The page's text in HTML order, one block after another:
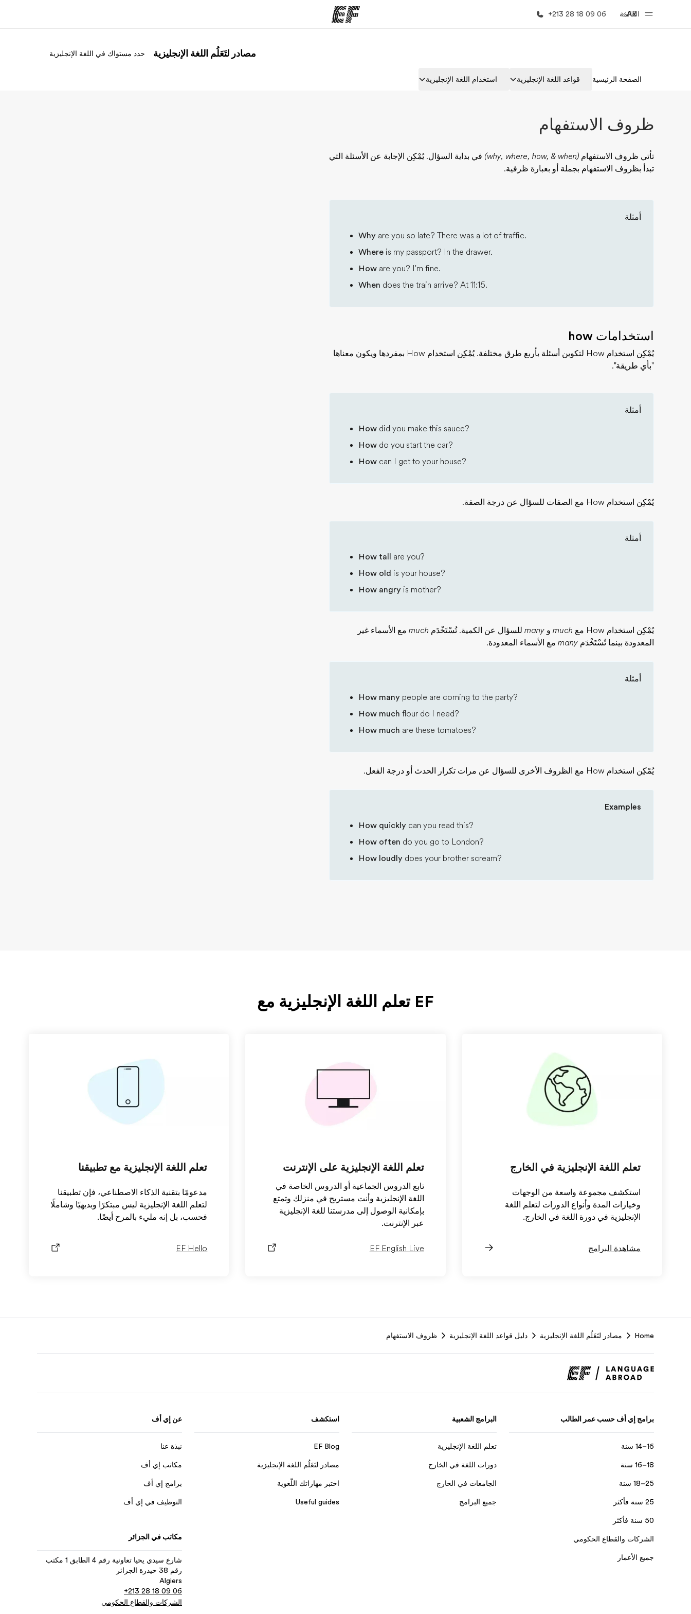
القائمة
AR
+213 28 18 09 06
الصفحة الرئيسية برامج
مصادر لتَعَلُم اللغة الإنجليزية حدد مستواك في اللغة الإنجليزية
الصفحة الرئيسية قواعد اللغة الإنجليزية استخدام اللغة الإنجليزية
ظروف الاستفهام
تأتي ظروف الاستفهام (why, where, how, & when) في بداية السؤال. يُمْكِن الإجابة عن الأسئلة التي
تبدأ بظروف الاستفهام بجملة أو بعبارة ظرفية.
أمثلة
Why are you so late? There was a lot of traffic.
Where is my passport? In the drawer.
How are you? I'm fine.
When does the train arrive? At 11:15.
استخدامات how
يُمْكِن استخدام How لتكوين أسئلة بأربع طرق مختلفة. يُمْكِن استخدام How بمفردها ويكون معناها
"بأي طريقة".
أمثلة
How did you make this sauce?
How do you start the car?
How can I get to your house?
يُمْكِن استخدام How مع الصفات للسؤال عن درجة الصفة.
أمثلة
How tall
are you?
How old is your house?
How angry is mother?
يُمْكِن استخدام How مع much و many للسؤال عن الكمية. تُسْتَخْدَم much مع الأسماء غير
المعدودة بينما تُسْتَخْدَم many مع الأسماء المعدودة.
أمثلة
How many people are coming to the party?
How much flour do I need?
How much are these tomatoes?
يُمْكِن استخدام How مع الظروف الأخرى للسؤال عن مرات تكرار الحدث أو درجة الفعل.
Examples
How quickly can you read this?
How often do you go to London?
How loudly does your brother scream?
EF تعلم اللغة الإنجليزية مع
تعلم اللغة الإنجليزية في الخارج
استكشف مجموعة واسعة من الوجهات
وخيارات المدة وأنواع الدورات لتعلم اللغة
الإنجليزية في دورة اللغة في الخارج.
مشاهدة البرامج
تعلم اللغة الإنجليزية على الإنترنت
تابع الدروس الجماعية أو الدروس الخاصة في
اللغة الإنجليزية وأنت مستريح في منزلك وتمتع
بإمكانية الوصول إلى مدرستنا للغة الإنجليزية
عبر الإنترنت.
EF English Live
تعلم اللغة الإنجليزية مع تطبيقنا
مدعومًا بتقنية الذكاء الاصطناعي، فإن تطبيقنا
لتعلم اللغة الإنجليزية ليس مبتكرًا وبديهيًا وشاملًا
فحسب، بل إنه مليء بالمرح أيضًا.
EF Hello
Home مصادر لتَعَلُم اللغة الإنجليزية دليل قواعد اللغة الإنجليزية ظروف الاستفهام
برامج إي أف حسب عمر الطالب
16–14 سنة
18–16 سنة
25–18 سنة
25 سنة فأكثر
50 سنة فأكثر
الشركات والقطاع الحكومي
جميع الأعمار
البرامج الشعبية
تعلم اللغة الإنجليزية
دورات اللغة في الخارج
الجامعات في الخارج
جميع البرامج
استكشف
EF Blog
مصادر لتَعَلُم اللغة الإنجليزية
اختبر مهاراتك اللّغوية
Useful guides
عن إي أف
نبذة عنا
مكاتب إي أف
برامج إي أف
التوظيف في إي أف
مكاتب في الجزائر
شارع سيدي يحيا تعاونية رقم 4 الطابق 1 مكتب
رقم 38 حيدرة الجزائر
Algiers
+213 28 18 09 06
الشركات والقطاع الحكومي